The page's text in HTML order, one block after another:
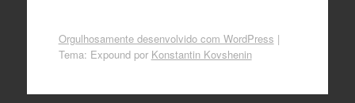
Orgulhosamente desenvolvido com WordPress |
Tema: Expound por Konstantin Kovshenin